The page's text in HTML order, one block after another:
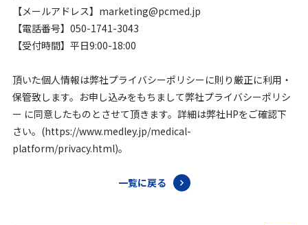
【メールアドレス】marketing@pcmed.jp
【電話番号】050-1741-3043
【受付時間】平日9:00-18:00
頂いた個人情報は弊社プライバシーポリシーに則り厳正に利用・
保管致します。お申し込みをもちまして弊社プライバシーポリシ
ー に同意したものとさせて頂きます。詳細は弊社HPをご確認下
さい。(https://www.medley.jp/medical-
platform/privacy.html)。
一覧に戻る